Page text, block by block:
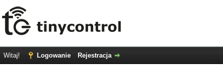
Witaj! Logowanie Rejestracja